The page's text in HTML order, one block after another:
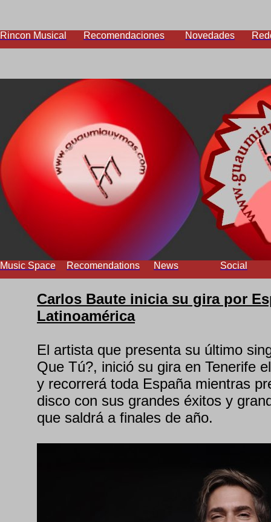
Rincon Musical Recomendaciones Novedades
Music Space Recomendations News Social
Carlos Baute inicia su gira por
Latinoamérica
El artista que presenta su último
Que Tú?, inició su gira en Tenerife
y recorrerá toda España mientras
disco con sus grandes éxitos y
que saldrá a finales de año.